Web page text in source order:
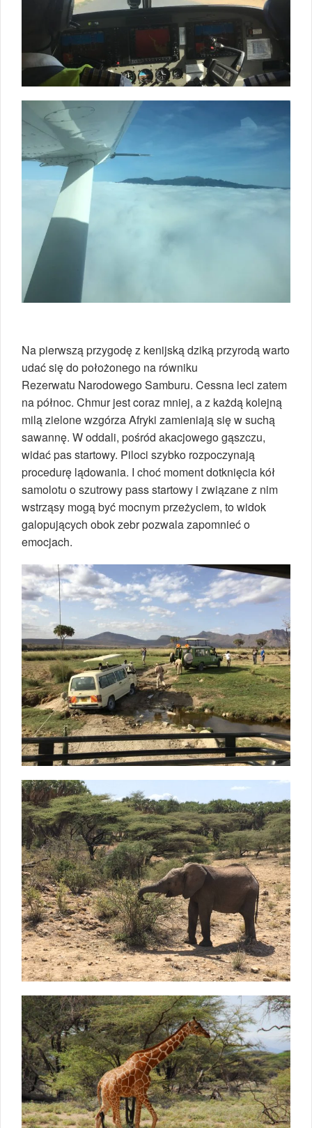
Na pierwszą przygodę z kenijską dziką przyrodą warto
udać się do położonego na równiku
Rezerwatu Narodowego Samburu. Cessna leci zatem
na północ. Chmur jest coraz mniej, a z każdą kolejną
milą zielone wzgórza Afryki zamieniają się w suchą
sawannę. W oddali, pośród akacjowego gąszczu,
widać pas startowy. Piloci szybko rozpoczynają
procedurę lądowania. I choć moment dotknięcia kół
samolotu o szutrowy pass startowy i związane z nim
wstrząsy mogą być mocnym przeżyciem, to widok
galopujących obok zebr pozwala zapomnieć o
emocjach.